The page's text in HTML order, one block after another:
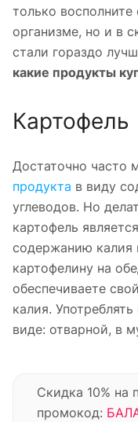
только
организме, но и в
стали гораздо
какие продукты
Картофель
Достаточно часто
продукта в виду
углеводов. Но
картофель
содержанию калия
картофелину на
обеспечиваете
калия.
виде: отварной, в
Скидка 10% на
промокод: